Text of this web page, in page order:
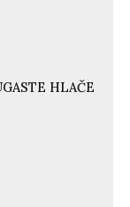
HLAČE